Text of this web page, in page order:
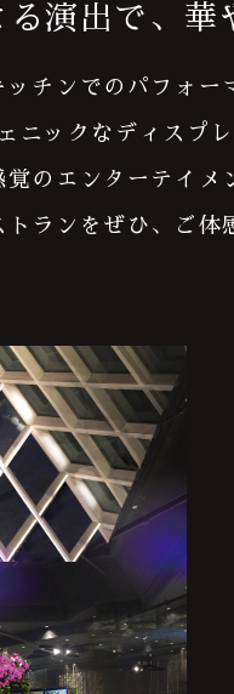
る演出で、
ッチンでのパフォー
ニックなディスプ
覚のエンターテイメ
トランをぜひ、ご体